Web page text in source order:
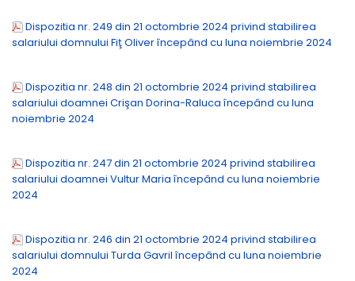
Dispozitia nr. 249 din 21 octombrie 2024 privind stabilirea
salariului domnului Fiţ Oliver începând cu luna noiembrie 2024
Dispozitia nr. 248 din 21 octombrie 2024 privind stabilirea
salariului doamnei Crişan Dorina-Raluca începând cu luna
noiembrie 2024
Dispozitia nr. 247 din 21 octombrie 2024 privind stabilirea
salariului doamnei Vultur Maria începând cu luna noiembrie
2024
Dispozitia nr. 246 din 21 octombrie 2024 privind stabilirea
salariului domnului Turda Gavril începând cu luna noiembrie
2024